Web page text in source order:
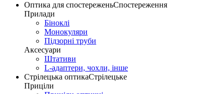
Оптика для спостереженьСпостереження
Прилади
Біноклі
Монокуляри
Підзорні труби
Аксесуари
Штативи
L-адаптери, чохли, інше
Стрілецька оптикаСтрілецьке
Приціли